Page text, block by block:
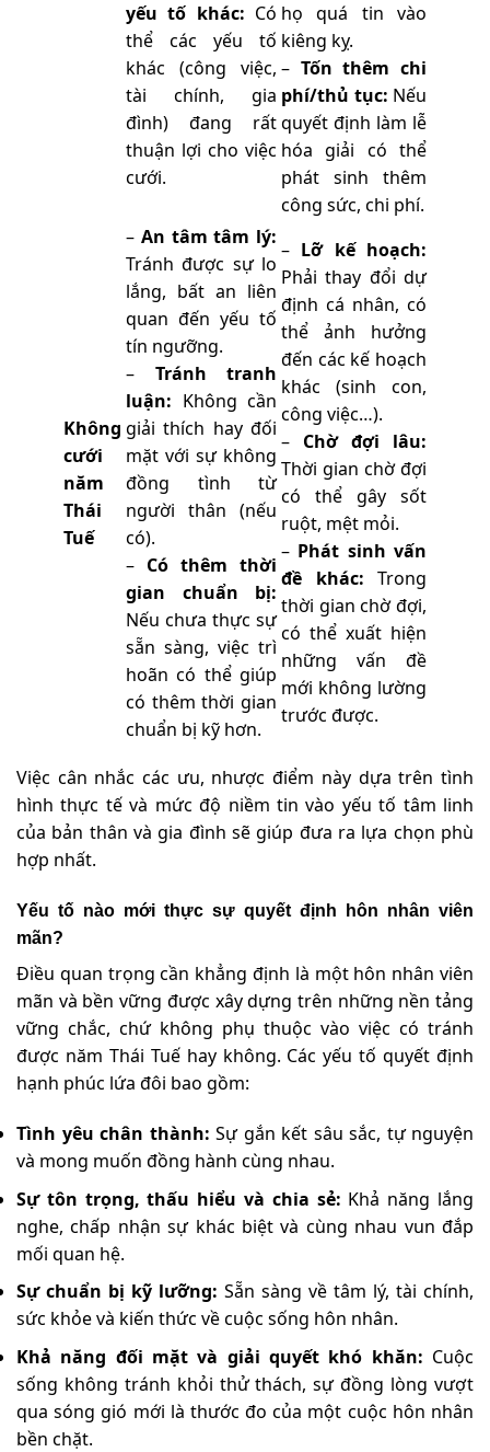
yếu tố khác: Có
thể các yếu tố
khác (công việc,
tài chính, gia
đình) đang rất
thuận lợi cho việc
cưới.
họ quá tin vào
kiêng kỵ.
– Tốn thêm chi
phí/thủ tục: Nếu
quyết định làm lễ
hóa giải có thể
phát sinh thêm
công sức, chi phí.
Không
cưới
năm
Thái
Tuế
– An tâm tâm lý:
Tránh được sự lo
lắng, bất an liên
quan đến yếu tố
tín ngưỡng.
– Tránh tranh
luận: Không cần
giải thích hay đối
mặt với sự không
đồng tình từ
người thân (nếu
có).
– Có thêm thời
gian chuẩn bị:
Nếu chưa thực sự
sẵn sàng, việc trì
hoãn có thể giúp
có thêm thời gian
chuẩn bị kỹ hơn.
– Lỡ kế hoạch:
Phải thay đổi dự
định cá nhân, có
thể ảnh hưởng
đến các kế hoạch
khác (sinh con,
công việc…).
– Chờ đợi lâu:
Thời gian chờ đợi
có thể gây sốt
ruột, mệt mỏi.
– Phát sinh vấn
đề khác: Trong
thời gian chờ đợi,
có thể xuất hiện
những vấn đề
mới không lường
trước được.
Việc cân nhắc các ưu, nhược điểm này dựa trên tình
hình thực tế và mức độ niềm tin vào yếu tố tâm linh
của bản thân và gia đình sẽ giúp đưa ra lựa chọn phù
hợp nhất.
Yếu tố nào mới thực sự quyết định hôn nhân viên
mãn?
Điều quan trọng cần khẳng định là một hôn nhân viên
mãn và bền vững được xây dựng trên những nền tảng
vững chắc, chứ không phụ thuộc vào việc có tránh
được năm Thái Tuế hay không. Các yếu tố quyết định
hạnh phúc lứa đôi bao gồm:
Tình yêu chân thành: Sự gắn kết sâu sắc, tự nguyện
và mong muốn đồng hành cùng nhau.
Sự tôn trọng, thấu hiểu và chia sẻ: Khả năng lắng
nghe, chấp nhận sự khác biệt và cùng nhau vun đắp
mối quan hệ.
Sự chuẩn bị kỹ lưỡng: Sẵn sàng về tâm lý, tài chính,
sức khỏe và kiến thức về cuộc sống hôn nhân.
Khả năng đối mặt và giải quyết khó khăn: Cuộc
sống không tránh khỏi thử thách, sự đồng lòng vượt
qua sóng gió mới là thước đo của một cuộc hôn nhân
bền chặt.